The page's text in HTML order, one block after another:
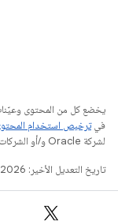
يخضع كل من المحتوى
فيترخيص استخدام
لشركة Oracle و/أو الشركات التابعة لها.
تاريخ التعديل الأخير: 2026-07-10 (حسب التوقيت العالمي المتفَّق عليه)